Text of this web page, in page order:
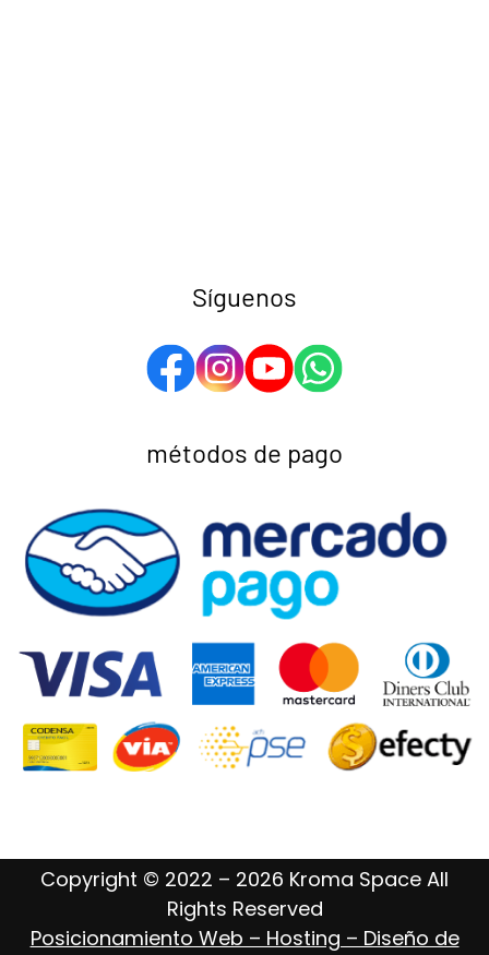
Síguenos
métodos de pago
Copyright © 2022 – 2026 Kroma Space All
Rights Reserved
Posicionamiento Web – Hosting – Diseño de